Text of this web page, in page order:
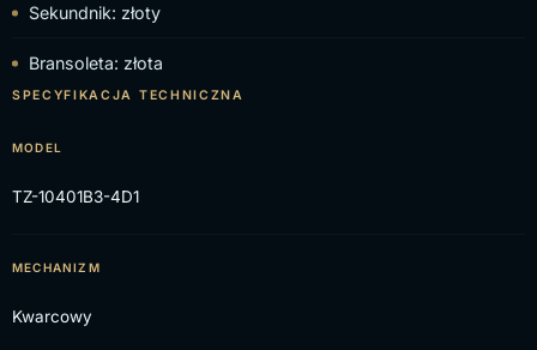
Sekundnik: złoty
Bransoleta: złota
SPECYFIKACJA TECHNICZNA
MODEL
TZ-10401B3-4D1
MECHANIZM
Kwarcowy